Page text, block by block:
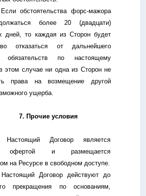
обстоятельства форс-мажора
более 20 (двадцати)
дней, то каждая из Сторон будет
отказаться от дальнейшего
обязательств по настоящему
этом случае ни одна из Сторон не
права на возмещение другой
ущерба.
7. Прочие условия
Договор является
офертой и размещается
на Ресурсе в свободном доступе.
Договор действуют до
прекращения по основаниям,